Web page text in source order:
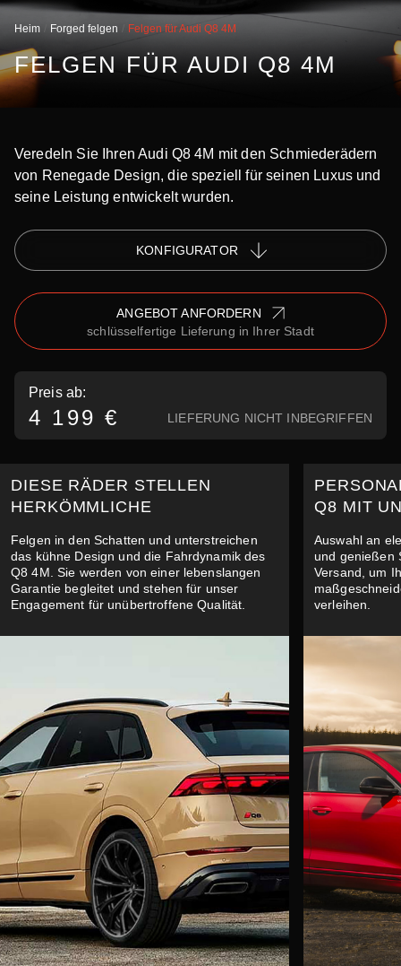
Heim Forged felgen Felgen für Audi Q8 4M
FELGEN FÜR AUDI Q8 4M
Preis ab:
4 199 € LIEFERUNG NICHT INBEGRIFFEN
Veredeln Sie Ihren Audi Q8 4M mit den Schmiederädern
von Renegade Design, die speziell für seinen Luxus und
seine Leistung entwickelt wurden.
KONFIGURATOR
ANGEBOT ANFORDERN
schlüsselfertige Lieferung in Ihrer Stadt
DIESE RÄDER STELLEN
HERKÖMMLICHE
Felgen in den Schatten und unterstreichen
das kühne Design und die Fahrdynamik des
Q8 4M. Sie werden von einer lebenslangen
Garantie begleitet und stehen für unser
Engagement für unübertroffene Qualität.
Q8 MIT
Auswahl an
und genießen
Versand, um
verleihen.